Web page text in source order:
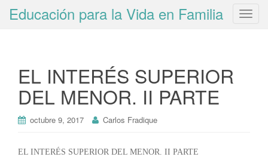
T
Educación para la Vida en Familia
EL INTERÉS SUPERIOR
DEL MENOR. II PARTE
octubre 9, 2017 Carlos Fradique
EL INTERÉS SUPERIOR DEL MENOR. II PARTE